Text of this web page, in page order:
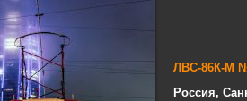
ЛВС-86К-М
Россия,